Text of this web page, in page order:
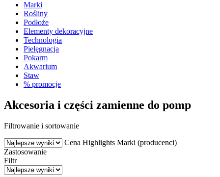
Marki
Rośliny
Podłoże
Elementy dekoracyjne
Technologia
Pielęgnacja
Pokarm
Akwarium
Staw
% promocje
Akcesoria i części zamienne do pomp
Filtrowanie i sortowanie
Cena Highlights Marki (producenci)
Zastosowanie
Filtr